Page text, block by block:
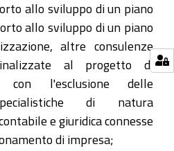
allo sviluppo di un piano
allo sviluppo di un piano
altre consulenze
al progetto di
con l'esclusione delle
di natura
e giuridica connesse
di impresa;